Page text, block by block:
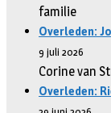
familie
Overleden:
9 juli 2026
Corine van
Overleden: